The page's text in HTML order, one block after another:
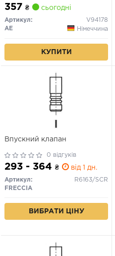
357 ₴ сьогодні
Артикул:
V94178
AE
Німеччина
КУПИТИ
Впускний клапан
0 відгуків
293 - 364 ₴ від 1 дн.
Артикул:
R6163/SCR
FRECCIA
ВИБРАТИ ЦІНУ